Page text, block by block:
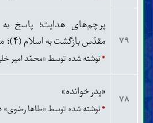
۷۹
پرچم‌های هدایت؛ پاسخ
مقدّس بازگشت به اسلام (۴)؛ موانع شناخت؛ جهل
*نوشته شده توسط «محمّد امیر خلیلی» در
۷۸ «پدرخوانده»
*نوشته شده توسط «طاها رضوی» در «۱۳۹۷/